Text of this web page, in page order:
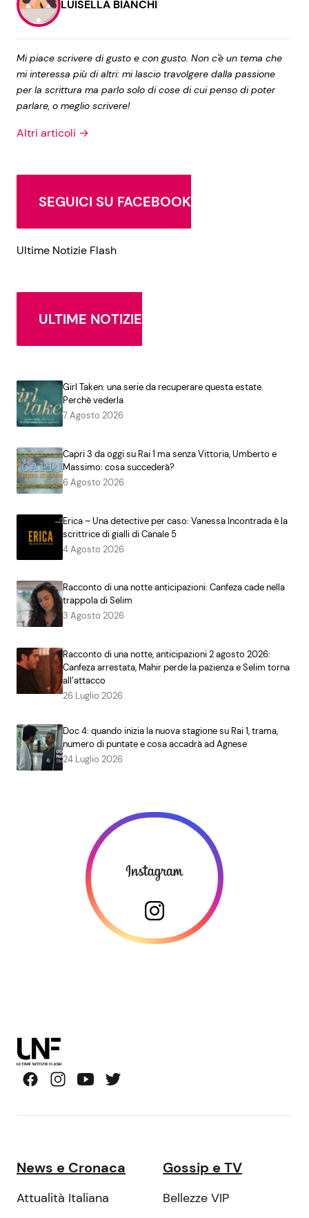
LUISELLA BIANCHI
Mi piace scrivere di gusto e con gusto. Non c'è un tema che
mi interessa più di altri: mi lascio travolgere dalla passione
per la scrittura ma parlo solo di cose di cui penso di poter
parlare, o meglio scrivere!
Altri articoli →
SEGUICI SU FACEBOOK
Ultime Notizie Flash
ULTIME NOTIZIE
Girl Taken: una serie da recuperare questa estate.
Perchè vederla
7 Agosto 2026
Capri 3 da oggi su Rai 1 ma senza Vittoria, Umberto e
Massimo: cosa succederà?
6 Agosto 2026
Erica – Una detective per caso: Vanessa Incontrada è la
scrittrice di gialli di Canale 5
4 Agosto 2026
Racconto di una notte anticipazioni: Canfeza cade nella
trappola di Selim
3 Agosto 2026
Racconto di una notte, anticipazioni 2 agosto 2026:
Canfeza arrestata, Mahir perde la pazienza e Selim torna
all’attacco
26 Luglio 2026
Doc 4: quando inizia la nuova stagione su Rai 1, trama,
numero di puntate e cosa accadrà ad Agnese
24 Luglio 2026
News e Cronaca
Attualità Italiana
Gossip e TV
Bellezze VIP